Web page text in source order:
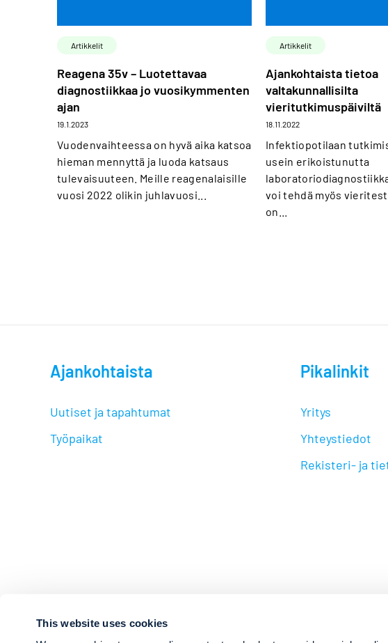
This website uses cookies
Artikkelit
Reagena 35v – Luotettavaa
diagnostiikkaa jo vuosikymmenten
ajan
19.1.2023
Vuodenvaihteessa on hyvä aika katsoa
hieman mennyttä ja luoda katsaus
tulevaisuuteen. Meille reagenalaisille
vuosi 2022 olikin juhlavuosi...
Artikkelit
Ajankohtaista tietoa
valtakunnallisilta
vieritutkimuspäiviltä
18.11.2022
Infektiopotilaan
usein erikoistunutta
voi tehdä myös
on...
Ajankohtaista
Uutiset ja tapahtumat
Työpaikat
Pikalinkit
Yritys
Yhteystiedot
Rekisteri- ja